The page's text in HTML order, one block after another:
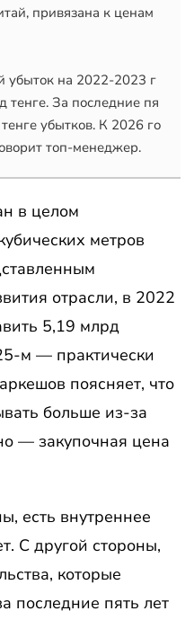
привязана к ценам
убыток на 2022-2023 г
тенге. За последние пя
убытков. К 2026 го
топ-менеджер.
в целом
метров
отрасли, в 2022
5,19 млрд
м — практически
поясняет, что
больше из-за
— закупочная цена
есть внутреннее
С другой стороны,
которые
последние пять лет